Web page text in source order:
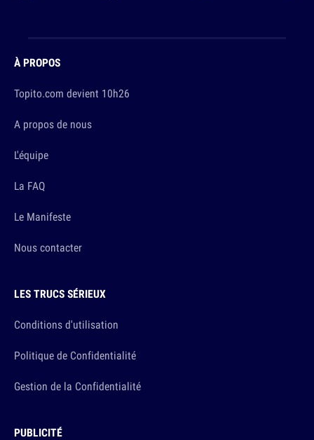
À PROPOS
Topito.com devient 10h26
A propos de nous
L'équipe
La FAQ
Le Manifeste
Nous contacter
LES TRUCS SÉRIEUX
Conditions d'utilisation
Politique de Confidentialité
Gestion de la Confidentialité
PUBLICITÉ